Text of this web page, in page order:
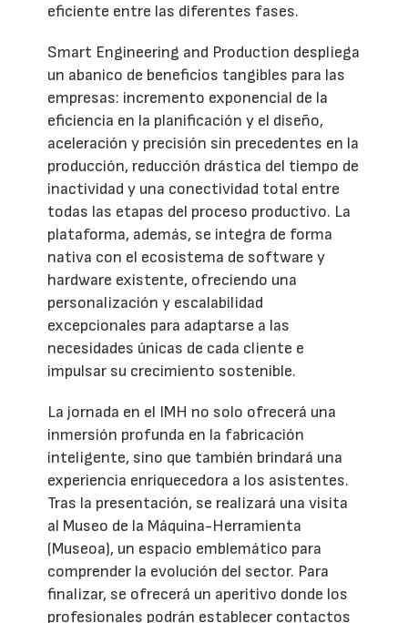
eficiente entre las diferentes fases.
Smart Engineering and Production despliega
un abanico de beneficios tangibles para las
empresas: incremento exponencial de la
eficiencia en la planificación y el diseño,
aceleración y precisión sin precedentes en la
producción, reducción drástica del tiempo de
inactividad y una conectividad total entre
todas las etapas del proceso productivo. La
plataforma, además, se integra de forma
nativa con el ecosistema de software y
hardware existente, ofreciendo una
personalización y escalabilidad
excepcionales para adaptarse a las
necesidades únicas de cada cliente e
impulsar su crecimiento sostenible.
La jornada en el IMH no solo ofrecerá una
inmersión profunda en la fabricación
inteligente, sino que también brindará una
experiencia enriquecedora a los asistentes.
Tras la presentación, se realizará una visita
al Museo de la Máquina-Herramienta
(Museoa), un espacio emblemático para
comprender la evolución del sector. Para
finalizar, se ofrecerá un aperitivo donde los
profesionales podrán establecer contactos